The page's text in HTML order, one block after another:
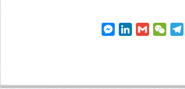
Message
Telegram
WeChat
Gmail
LinkedIn